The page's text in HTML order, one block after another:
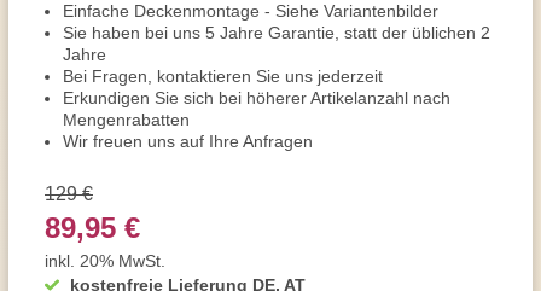
Einfache Deckenmontage - Siehe Variantenbilder
Sie haben bei uns 5 Jahre Garantie, statt der üblichen 2
Jahre
Bei Fragen, kontaktieren Sie uns jederzeit
Erkundigen Sie sich bei höherer Artikelanzahl nach
Mengenrabatten
Wir freuen uns auf Ihre Anfragen
kostenfreie Lieferung DE, AT
129 €
89,95 €
inkl. 20% MwSt.